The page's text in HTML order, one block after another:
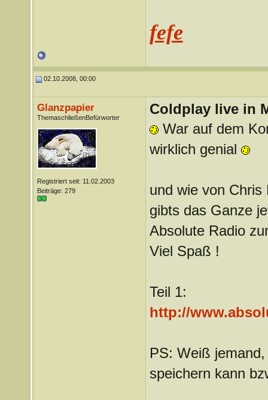
fefe
02.10.2008, 00:00
Glanzpapier
ThemaschließenBefürworter
Registriert seit: 11.02.2003
Beiträge: 279
Coldplay live in
War auf dem
wirklich genial
und wie von
gibts das Ganze
Absolute Radio
Viel Spaß !
Teil 1:
http://
PS: Weiß
speichern kann